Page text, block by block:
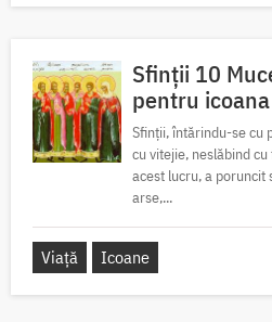
Sfinții 10
pentru
Sfinții, întărindu-se cu
cu vitejie, neslăbind
acest lucru, a poruncit
arse,...
Viață Icoane